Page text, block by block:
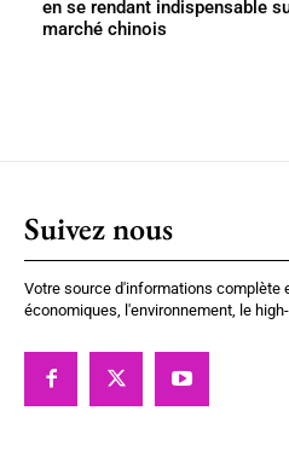
en se rendant indispensable
marché chinois
Suivez nous
Votre source d'informations complète
économiques, l'environnement, le